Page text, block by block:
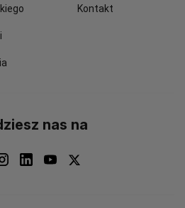
Kontakt
nas na